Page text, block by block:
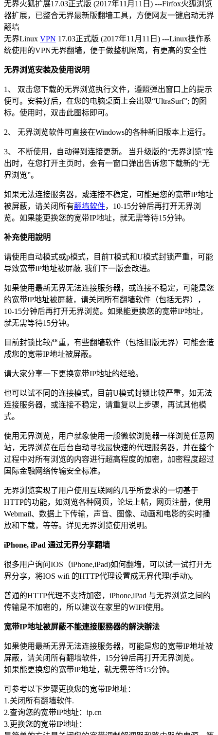
无界火狐扩展17.03正式版 (2017年11月11日) ---Firfox火狐浏览
器扩展，已整合无界最新版翻墙工具，方便网友一键启动无界
翻墙
无界Linux VPN 17.03正式版 (2017年11月11日) ---Linux操作系
统使用的VPN无界翻墙，便于做整机隔离，有更高的安全性
无界浏览安装及使用说明
1、 双击您下载的无界浏览执行文件，遵照弹出窗口上的提示
便可。安装好后，在您的电脑桌面上会出现“UltraSurf”; 的图
标。使用时，双击此图标即可。
2、 无界浏览软件可直接在Windows的各种新旧版本上运行。
3、 不断使用，自动得到连接更新。 当升级版的“无界浏览”推
出时，在您打开主页时，会有一窗口弹出告诉您下载新的“无
界浏览”。
如果无法连接服务器，或连接不稳定，可能是您的宽带IP地址
被屏蔽，请关闭所有翻墙软件，10-15分钟后再打开无界浏
览。如果能更换您的宽带IP地址，就无需等待15分钟。
补充使用說明
请使用自动模式或p模式，目前T模式和U模式封锁严重，可能
导致宽带IP地址被屏蔽, 我们下一版会改进。
如果使用最新无界无法连接服务器，或连接不稳定，可能是您
的宽带IP地址被屏蔽，请关闭所有翻墙软件（包括无界），
10-15分钟后再打开无界浏览。如果能更换您的宽带IP地址，
就无需等待15分钟。
目前封锁比较严重，有些翻墙软件（包括旧版无界）可能会造
成您的宽带IP地址被屏蔽。
请大家分享一下更换宽带IP地址的经验。
也可以试不同的连接模式，目前U模式封锁比较严重，如无法
连接服务器，或连接不稳定，请重复以上步骤，再试其他模
式。
使用无界浏览，用户就象使用一般微软浏览器一样浏览任意网
站，无界浏览在后台自动寻找最快速的代理服务器，并在整个
过程中对所有浏览的内容进行超高程度的加密，加密程度超过
国际金融网络传输安全标准。
无界浏览实现了用户使用互联网的几乎所要求的一切基于
HTTP的功能，如浏览各种网页，论坛上帖，网页注册，使用
Webmail、数据上下传输，声音、图像、动画和电影的实时播
放和下载，等等。详见无界浏览使用说明。
iPhone, iPad 通过无界分享翻墙
很多用户询问IOS（iPhone,iPad)如何翻墙，可以试一试打开无
界分享，将IOS wifi 的HTTP代理设置成无界代理(手动)。
普通的HTTP代理不支持加密，iPhone,iPad 与无界浏览之间的
传输是不加密的，所以建议在家里的WIFI使用。
宽带IP地址被屏蔽不能連接服務器的解決辦法
如果使用最新无界无法连接服务器，可能是您的宽带IP地址被
屏蔽，请关闭所有翻墙软件，15分钟后再打开无界浏览。
如果能更换您的宽带IP地址，就无需等待15分钟。
可参考以下步骤更换您的宽带IP地址：
1.关闭所有翻墙软件.
2.查询您的宽带IP地址：ip.cn
3.更换您的宽带IP地址：